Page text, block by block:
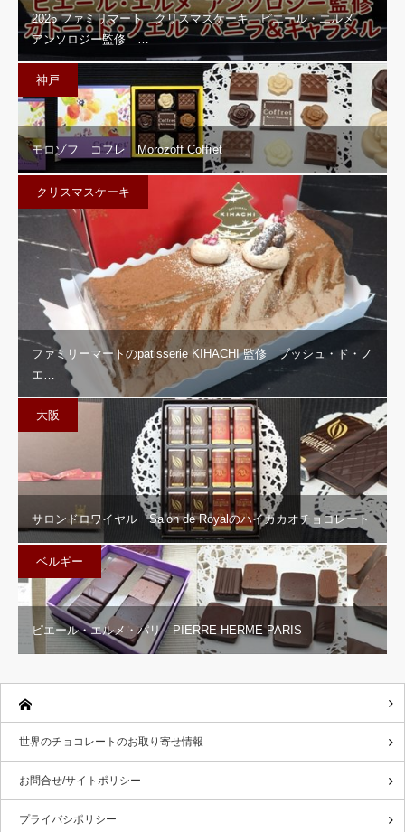
2025 ファミリマート クリスマスケーキ ピエール・エルメ
アンソロジー監修 …
神戸
モロゾフ コフレ Morozoff Coffret
クリスマスケーキ
ファミリーマートのpatisserie KIHACHI 監修 ブッシュ・ド・ノ
エ…
大阪
サロンドロワイヤル Salon de Royalのハイカカオチョコレート
ベルギー
ピエール・エルメ・パリ PIERRE HERME PARIS
世界のチョコレートのお取り寄せ情報
お問合せ/サイトポリシー
プライバシポリシー